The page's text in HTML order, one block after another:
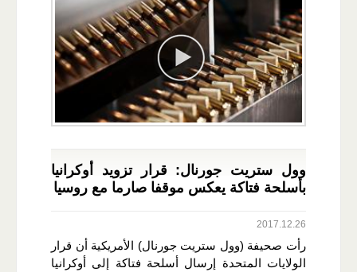
وول ستريت جورنال: قرار تزويد أوكرانيا
بأسلحة فتاكة يعكس موقفا صارما مع روسيا
2017.12.26
رأت صحيفة (وول ستريت جورنال) الأمريكية أن قرار
الولايات المتحدة إرسال أسلحة فتاكة إلى أوكرانيا